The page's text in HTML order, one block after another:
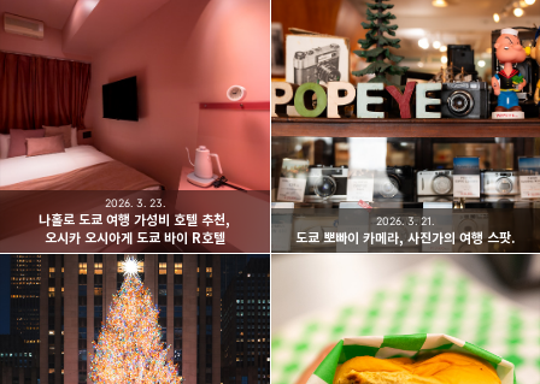
나홀로 도쿄 여행 가성비 호텔 추천,
오시카 오시아게 도쿄 바이 R호텔
2026. 3. 23.
도쿄 뽀빠이 카메라, 사진가의 여행 스팟.
2026. 3. 21.